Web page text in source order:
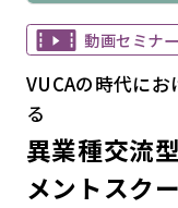
動画セミナー
VUCAの時代に
る
異業種交流
メントスク